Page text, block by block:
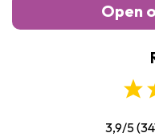
Open
-
10:00 -
3,9/5(